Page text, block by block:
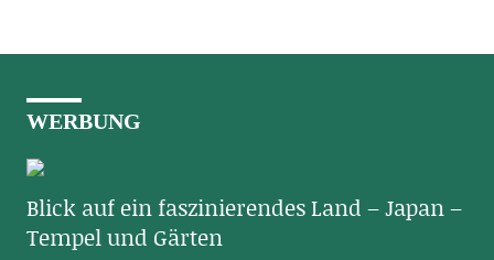
WERBUNG
Blick auf ein faszinierendes Land – Japan –
Tempel und Gärten